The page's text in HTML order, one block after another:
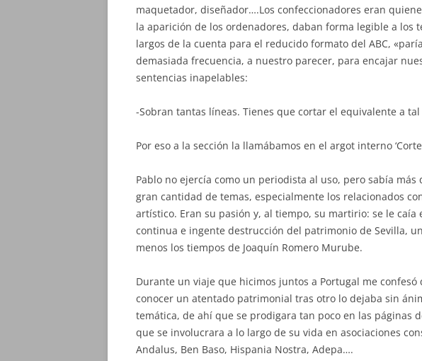
maquetador, diseñador….Los confeccionadores eran
la aparición de los ordenadores, daban forma legible a los
largos de la cuenta para el reducido formato del ABC,
demasiada frecuencia, a nuestro parecer, para encajar
sentencias inapelables:
-Sobran tantas líneas. Tienes que cortar el equivalente a
Por eso a la sección la llamábamos en el argot interno ‘Corte
Pablo no ejercía como un periodista al uso, pero sabía
gran cantidad de temas, especialmente los relacionados
artístico. Eran su pasión y, al tiempo, su martirio: se le caía
continua e ingente destrucción del patrimonio de Sevilla,
menos los tiempos de Joaquín Romero Murube.
Durante un viaje que hicimos juntos a Portugal me
conocer un atentado patrimonial tras otro lo dejaba sin
temática, de ahí que se prodigara tan poco en las páginas
que se involucrara a lo largo de su vida en asociaciones
Andalus, Ben Baso, Hispania Nostra, Adepa….